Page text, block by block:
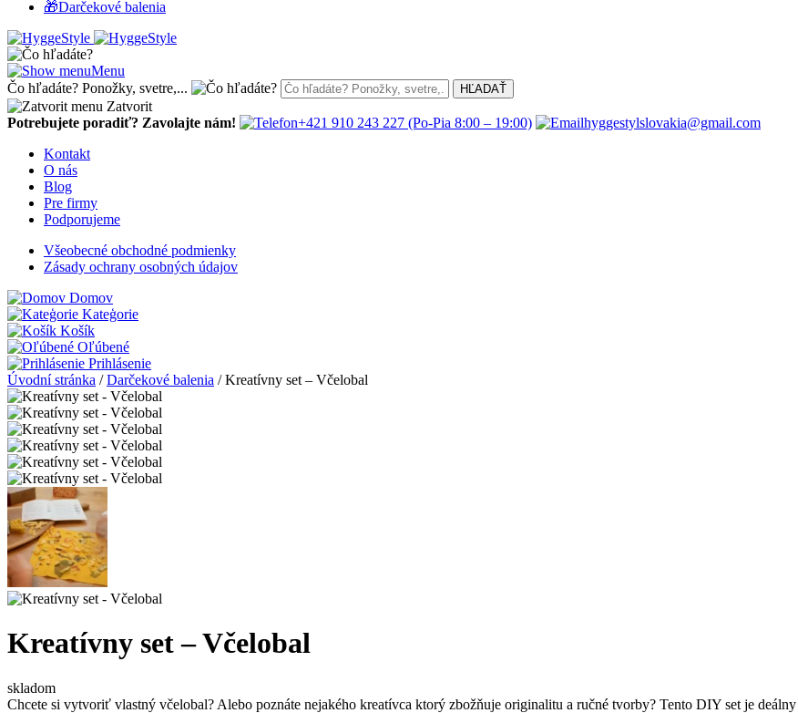
🎁Darčekové balenia
Menu
Čo hľadáte? Ponožky, svetre,...
Zatvorit
Potrebujete poradiť? Zavolajte nám!
+421 910 243 227 (Po-Pia 8:00 – 19:00)
hyggestylslovakia@gmail.com
Kontakt
O nás
Blog
Pre firmy
Podporujeme
Všeobecné obchodné podmienky
Zásady ochrany osobných údajov
Domov
Kateģorie
Košík
Oľúbené
Prihlásenie
Úvodní stránka / Darčekové balenia /Kreatívny set – Včelobal
Kreatívny set – Včelobal
skladom
Chcete si vytvoriť vlastný včelobal? Alebo poznáte nejakého kreatívca ktorý zbožňuje originalitu a ručné tvorby? Tento DIY set je